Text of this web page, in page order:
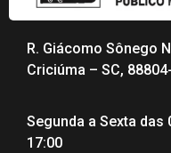
R. Giácomo Sônego
Criciúma – SC,
Segunda a Sexta das
17:00